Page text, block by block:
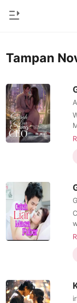
Riwayat
Keluar
Unduh
Beranda
Modern
Romantis
Cerita pendek
Siklus
Cerita Pilihan
Tampan